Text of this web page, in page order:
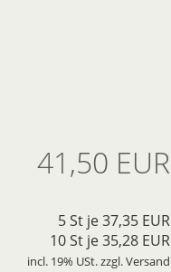
41,50 EUR
5 St je37,35 EUR
10 St je35,28 EUR
incl. 19% USt. zzgl. Versand